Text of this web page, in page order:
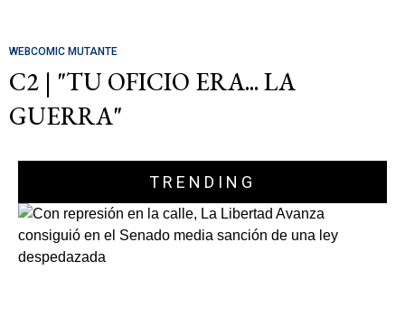
WEBCOMIC MUTANTE
C2 | "TU OFICIO ERA... LA
GUERRA"
TRENDING